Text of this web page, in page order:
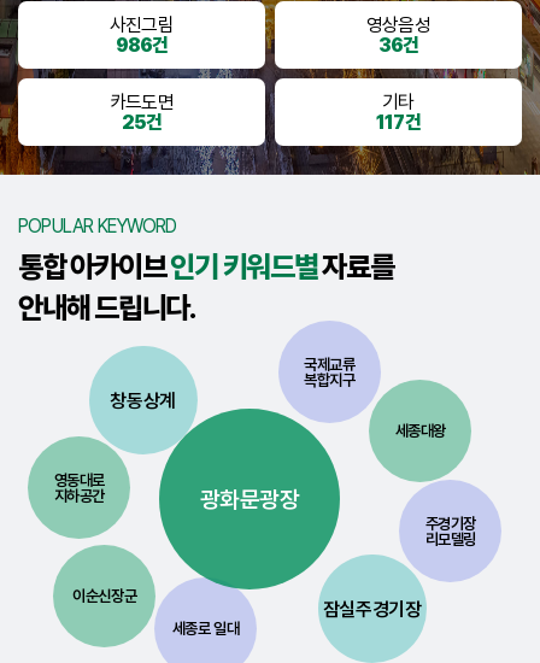
사진그림
986건
영상음성
36건
카드도면
25건
기타
117건
POPULAR KEYWORD
통합 아카이브인기 키워드별자료를
안내해 드립니다.
영동대로
지하공간
세종로 일대
주경기장
리모델링
이순신장군
창동상계
광화문광장
국제교류
복합지구
세종대왕
잠실주경기장